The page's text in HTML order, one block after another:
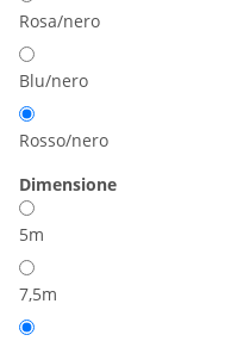
Rosa/nero
Blu/nero
Rosso/nero
Dimensione
5m
7,5m